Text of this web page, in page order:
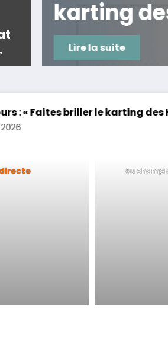
karting
Lire la suite
briller le karting des Hauts de
Au